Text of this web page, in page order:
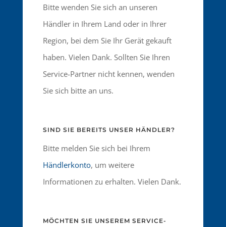
Bitte wenden Sie sich an unseren
Händler in Ihrem Land oder in Ihrer
Region, bei dem Sie Ihr Gerät gekauft
haben. Vielen Dank. Sollten Sie Ihren
Service-Partner nicht kennen, wenden
Sie sich bitte an uns.
SIND SIE BEREITS UNSER HÄNDLER?
Bitte melden Sie sich bei Ihrem
Händlerkonto, um weitere
Informationen zu erhalten. Vielen Dank.
MÖCHTEN SIE UNSEREM SERVICE-